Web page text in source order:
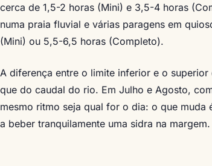
cerca de 1,5-2 horas (Mini) e 3,5-4 horas
numa praia fluvial e várias paragens em
(Mini) ou 5,5-6,5 horas (Completo).
A diferença entre o limite inferior e o superior
que do caudal do rio. Em Julho e Agosto,
mesmo ritmo seja qual for o dia: o que
a beber tranquilamente uma sidra na margem.